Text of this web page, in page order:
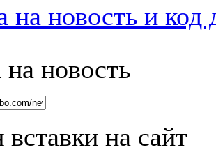
на новость и код
новость
вставки на сайт